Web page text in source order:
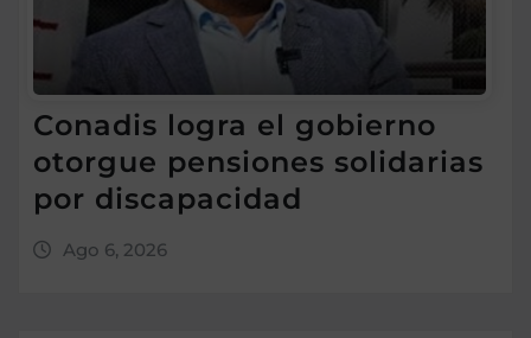
Conadis logra el gobierno
otorgue pensiones solidarias
por discapacidad
Ago 6, 2026